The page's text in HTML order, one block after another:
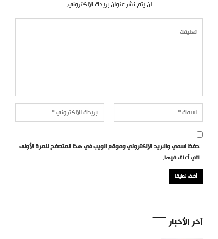
لن يتم نشر عنوان بريدك الإلكتروني.
احفظ اسمي والبريد الإلكتروني وموقع الويب في هذا المتصفح للمرة الأولى
التي أعلق فيها.
آخر الأخبار